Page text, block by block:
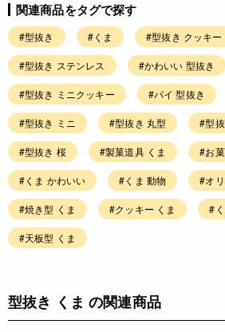
関連商品をタグで探す
#型抜き #くま #型抜き クッキー
#型抜き ステンレス #かわいい 型抜き
#型抜き ミニクッキー #パイ 型抜き
#型抜き ミニ #型抜き 丸型 #型
#型抜き 桜 #製菓道具 くま #お
#くま かわいい #くま 動物 #オ
#焼き型 くま #クッキー くま #
#天板型 くま
型抜き くま の関連商品